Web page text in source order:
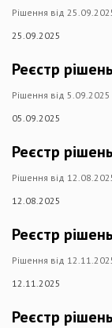
Рішення від
25.09.2025
Реєстр
Рішення від 5.09.2025
05.09.2025
Реєстр
Рішення від
12.08.2025
Реєстр
Рішення від
12.11.2025
Реєстр